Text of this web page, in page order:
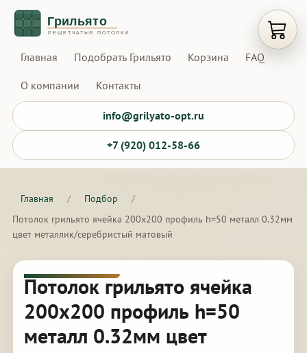
Главная Подобрать Грильято Корзина FAQ
О компании Контакты
info@grilyato-opt.ru
+7 (920) 012-58-66
Главная / Подбор
/
Потолок грильято ячейка 200х200 профиль h=50 металл 0.32мм
цвет металлик/серебристый матовый
Потолок грильято ячейка
200х200 профиль h=50
металл 0.32мм цвет